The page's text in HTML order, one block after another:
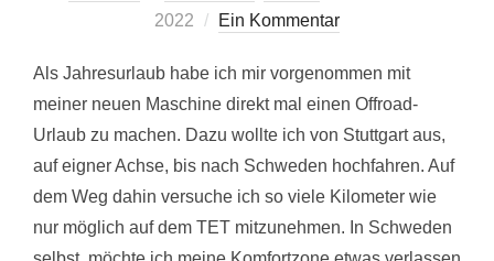
2022
Ein Kommentar
Als Jahresurlaub habe ich mir vorgenommen mit
meiner neuen Maschine direkt mal einen Offroad-
Urlaub zu machen. Dazu wollte ich von Stuttgart aus,
auf eigner Achse, bis nach Schweden hochfahren. Auf
dem Weg dahin versuche ich so viele Kilometer wie
nur möglich auf dem TET mitzunehmen. In Schweden